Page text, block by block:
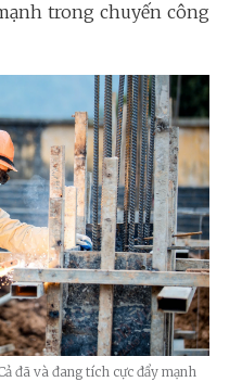
trong chuyến công
đã và đang tích cực đẩy mạnh